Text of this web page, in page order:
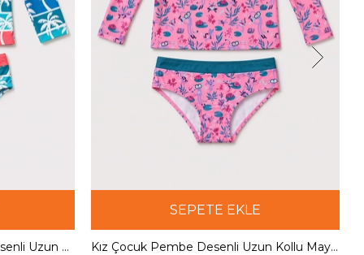
Kız Çocuk Turkuaz Palmiye Desenli Uzun Kollu Mayo Takımı
SEPETE EKLE
Kız Çocuk Pembe Desenli Uzun Kollu Mayo Takımı